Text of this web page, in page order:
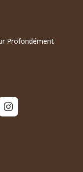
Profondément